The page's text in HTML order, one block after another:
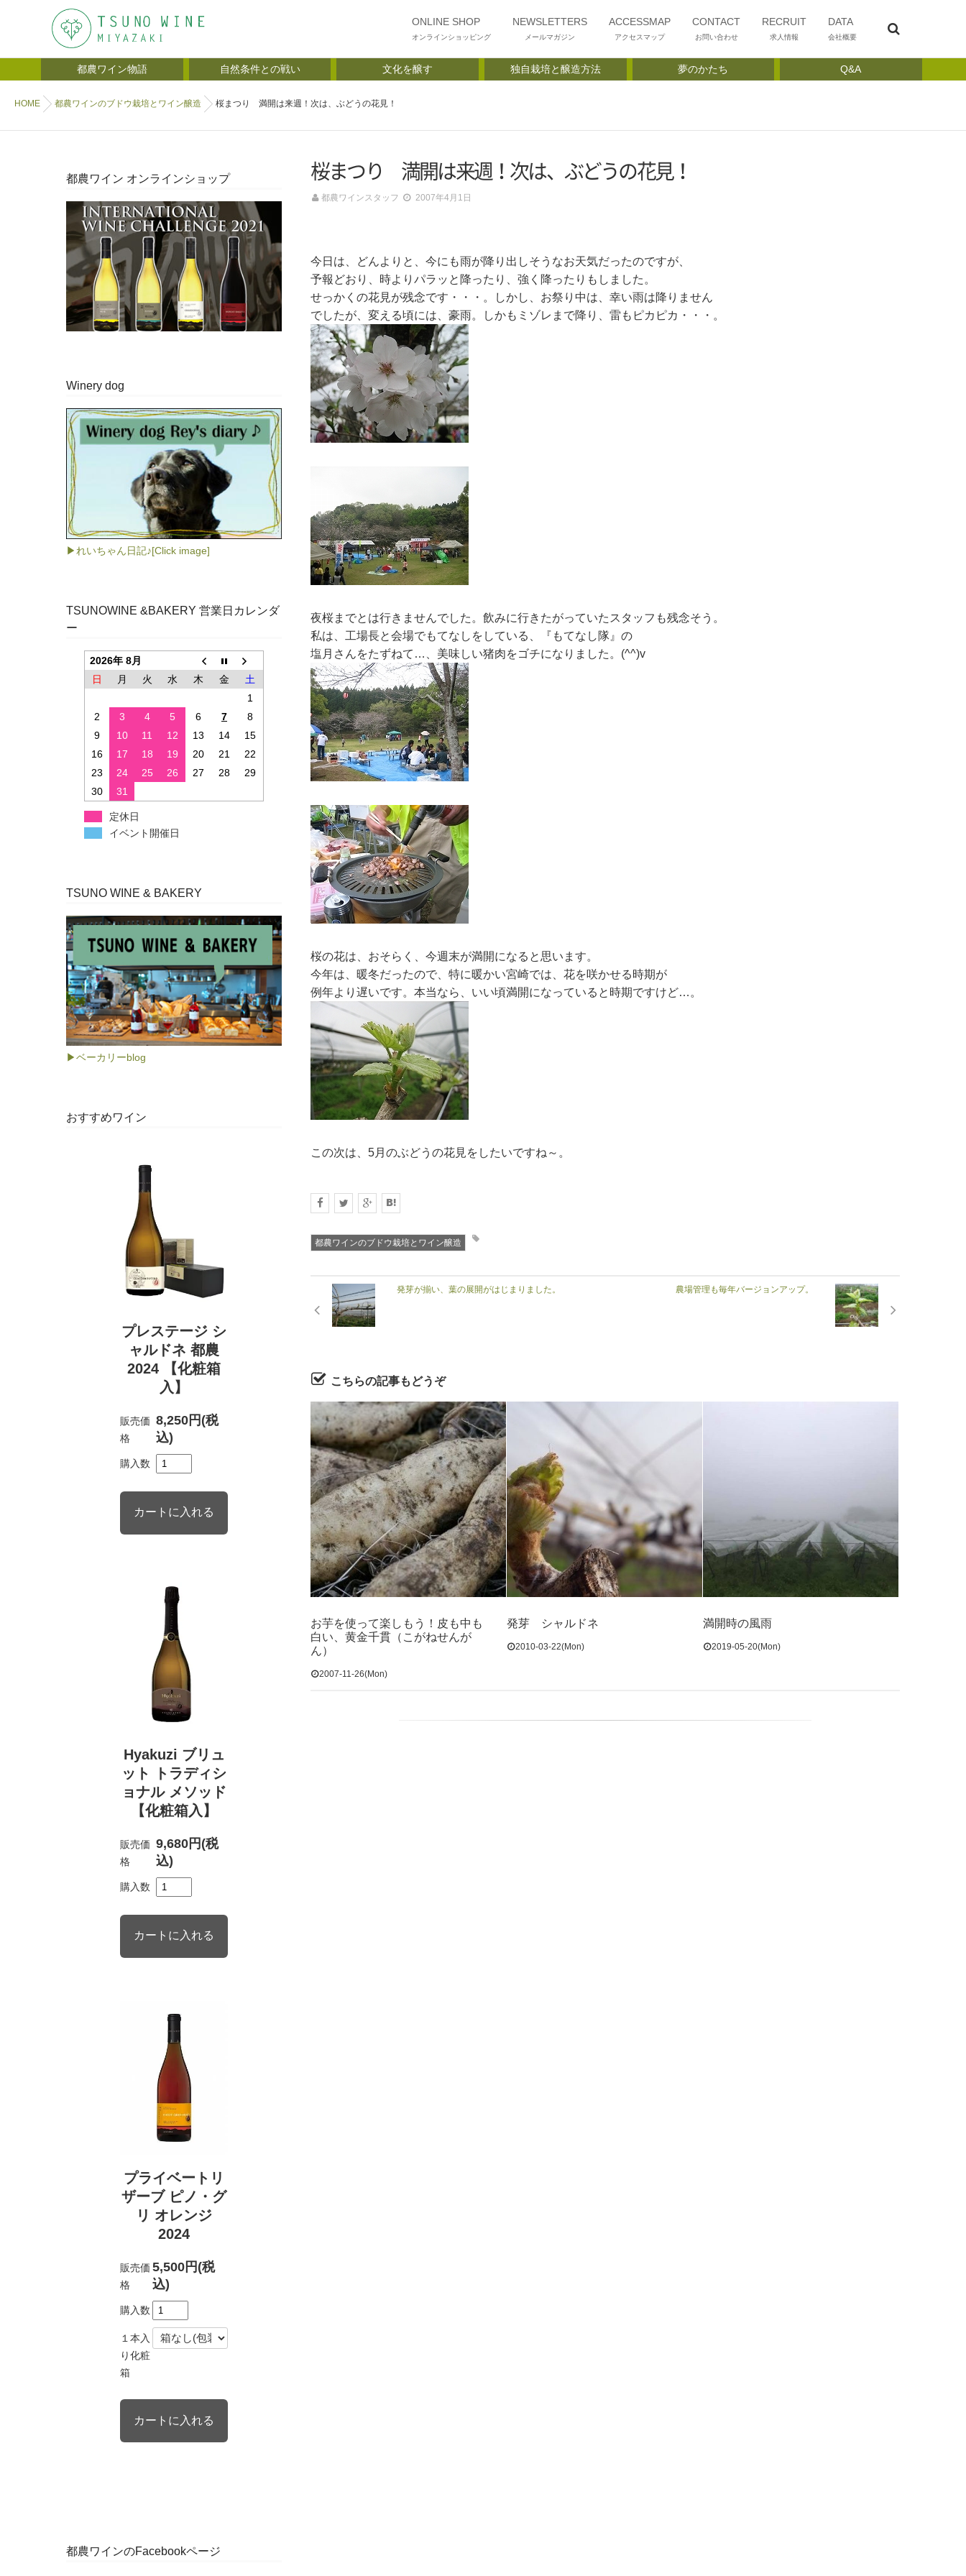
ONLINE SHOP
オンラインショッピング
NEWSLETTERS
メールマガジン
ACCESSMAP
アクセスマップ
CONTACT
お問い合わせ
RECRUIT
求人情報
DATA
会社概要
都農ワイン物語 自然条件との戦い 文化を醸す 独自栽培と醸造方法 夢のかたち Q&A
HOME 都農ワインのブドウ栽培とワイン醸造 桜まつり 満開は来週！次は、ぶどうの花見！
桜まつり 満開は来週！次は、ぶどうの花見！
都農ワインスタッフ 2007年4月1日
今日は、どんよりと、今にも雨が降り出しそうなお天気だったのですが、
予報どおり、時よりパラッと降ったり、強く降ったりもしました。
せっかくの花見が残念です・・・。しかし、お祭り中は、幸い雨は降りません
でしたが、変える頃には、豪雨。しかもミゾレまで降り、雷もピカピカ・・・。
夜桜までとは行きませんでした。飲みに行きたがっていたスタッフも残念そう。
私は、工場長と会場でもてなしをしている、『もてなし隊』の
塩月さんをたずねて…、美味しい猪肉をゴチになりました。(^^)v
桜の花は、おそらく、今週末が満開になると思います。
今年は、暖冬だったので、特に暖かい宮崎では、花を咲かせる時期が
例年より遅いです。本当なら、いい頃満開になっていると時期ですけど…。
この次は、5月のぶどうの花見をしたいですね～。
都農ワインのブドウ栽培とワイン醸造
発芽が揃い、葉の展開がはじまりました。 農場管理も毎年バージョンアップ。
こちらの記事もどうぞ
お芋を使って楽しもう！皮も中も
白い、黄金千貫（こがねせんが
ん）
2007-11-26(Mon)
発芽 シャルドネ
2010-03-22(Mon)
満開時の風雨
2019-05-20(Mon)
都農ワイン オンラインショップ
Winery dog
▶れいちゃん日記♪[Click image]
TSUNOWINE &BAKERY 営業日カレンダ
ー
2026年 8月
日
月 火 水 木 金
土
1
2
3 4 5 6 7
8
9
10 11 12 13 14
15
16
17 18 19 20 21
22
23
24 25 26 27 28
29
30
31
定休日
イベント開催日
TSUNO WINE & BAKERY
▶ベーカリーblog
おすすめワイン
プレステージ シ
ャルドネ 都農
2024 【化粧箱
入】
販売価
格
8,250円(税
込)
購入数
Hyakuzi ブリュ
ット トラディシ
ョナル メソッド
【化粧箱入】
販売価
格
9,680円(税
込)
購入数
プライベートリ
ザーブ ピノ・グ
リ オレンジ
2024
販売価
格
5,500円(税
込)
購入数
１本入
り化粧
箱
都農ワインのFacebookページ